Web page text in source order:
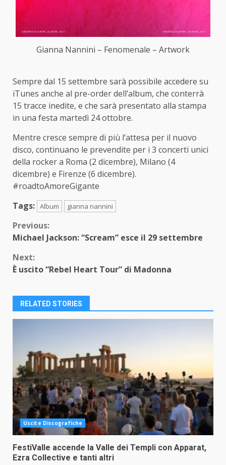
Gianna Nannini – Fenomenale – Artwork
Sempre dal 15 settembre sarà possibile accedere su
iTunes anche al pre-order dell’album, che conterrà
15 tracce inedite, e che sarà presentato alla stampa
in una festa martedì 24 ottobre.
Mentre cresce sempre di più l’attesa per il nuovo
disco, continuano le prevendite per i 3 concerti unici
della rocker a Roma (2 dicembre), Milano (4
dicembre) e Firenze (6 dicembre).
#roadtoAmoreGigante
Tags: Album gianna nannini
Continue
Previous:
Michael Jackson: “Scream” esce il 29 settembre
Next:
È uscito “Rebel Heart Tour” di Madonna
RELATED STORIES
Uscite Discografiche
FestiValle accende la Valle dei Templi con Apparat,
Ezra Collective e tanti altri